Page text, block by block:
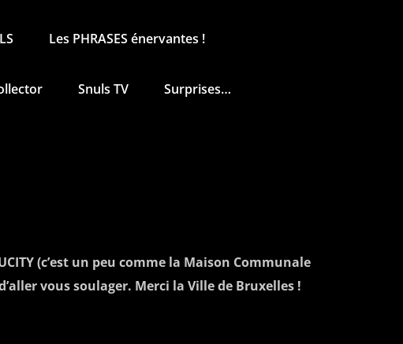
Les PHRASES énervantes !
Snuls TV Surprises…
(c’est un peu comme la Maison Communale
vous soulager. Merci la Ville de Bruxelles !